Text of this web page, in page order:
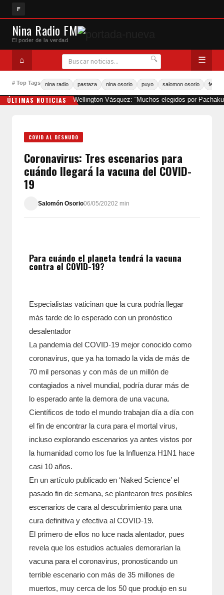
F
Nina Radio FM
El poder de la verdad
⌂ 🔍 ☰
# Top Tags nina radio pastaza nina osorio puyo salomon osorio
ÚLTIMAS NOTICIAS Wellington Vásquez: “Muchos elegidos por
COVID AL DESNUDO
Coronavirus: Tres escenarios para
cuándo llegará la vacuna del COVID-
19
Salomón Osorio06/05/20202 min
Para cuándo el planeta tendrá la vacuna
contra el COVID-19?
Especialistas vaticinan que la cura podría llegar
más tarde de lo esperado con un pronóstico
desalentador
La pandemia del COVID-19 mejor conocido como
coronavirus, que ya ha tomado la vida de más de
70 mil personas y con más de un millón de
contagiados a nivel mundial, podría durar más de
lo esperado ante la demora de una vacuna.
Científicos de todo el mundo trabajan día a día con
el fin de encontrar la cura para el mortal virus,
incluso explorando escenarios ya antes vistos por
la humanidad como los fue la Influenza H1N1 hace
casi 10 años.
En un artículo publicado en ‘Naked Science’ el
pasado fin de semana, se plantearon tres posibles
escenarios de cara al descubrimiento para una
cura definitiva y efectiva al COVID-19.
El primero de ellos no luce nada alentador, pues
revela que los estudios actuales demorarían la
vacuna para el coronavirus, pronosticando un
terrible escenario con más de 35 millones de
muertos, muy cerca de los 50 que produjo en su